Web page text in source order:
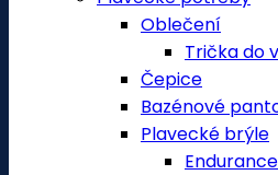
Oblečení
Trička do
Čepice
Bazénové
Plavecké brýle